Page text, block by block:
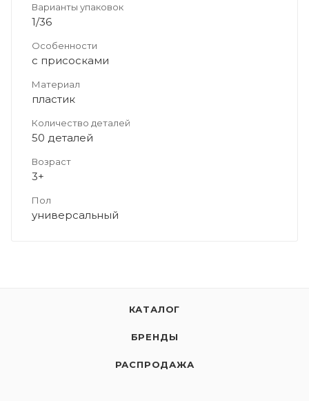
Варианты упаковок
1/36
Особенности
с присосками
Материал
пластик
Количество деталей
50 деталей
Возраст
3+
Пол
универсальный
КАТАЛОГ
БРЕНДЫ
РАСПРОДАЖА